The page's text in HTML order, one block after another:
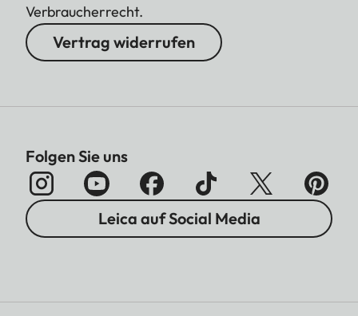
Verbraucherrecht.
Vertrag widerrufen
Folgen Sie uns
Leica auf Social Media